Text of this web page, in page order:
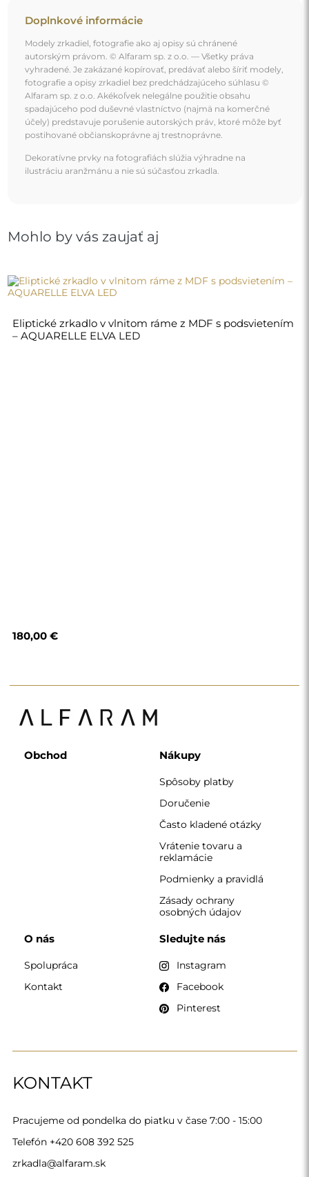
Doplnkové informácie
Modely zrkadiel, fotografie ako aj opisy sú chránené
autorským právom. © Alfaram sp. z o.o. — Všetky práva
vyhradené. Je zakázané kopírovať, predávať alebo šíriť modely,
fotografie a opisy zrkadiel bez predchádzajúceho súhlasu ©
Alfaram sp. z o.o. Akékoľvek nelegálne použitie obsahu
spadajúceho pod duševné vlastníctvo (najmä na komerčné
účely) predstavuje porušenie autorských práv, ktoré môže byť
postihované občianskoprávne aj trestnoprávne.
Dekoratívne prvky na fotografiách slúžia výhradne na
ilustráciu aranžmánu a nie sú súčasťou zrkadla.
Mohlo by vás zaujať aj
Eliptické zrkadlo v vlnitom ráme z MDF s podsvietením
– AQUARELLE ELVA LED
180,00 €
KONTAKT
Pracujeme od pondelka do piatku v čase 7:00 - 15:00
Telefón +420 608 392 525
zrkadla@alfaram.sk
Obchod Nákupy
Spôsoby platby
Doručenie
Často kladené otázky
Vrátenie tovaru a
reklamácie
Podmienky a pravidlá
Zásady ochrany
osobných údajov
O nás
Spolupráca
Kontakt
Sledujte nás
Instagram
Facebook
Pinterest